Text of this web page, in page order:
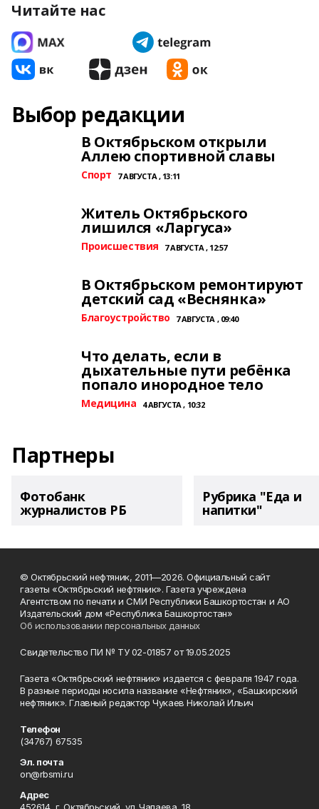
Читайте нас
Выбор редакции
В Октябрьском открыли
Аллею спортивной славы
Спорт 7 АВГУСТА , 13:11
Житель Октябрьского
лишился «Ларгуса»
Происшествия 7 АВГУСТА , 12:57
В Октябрьском ремонтируют
детский сад «Веснянка»
Благоустройство 7 АВГУСТА , 09:40
Что делать, если в
дыхательные пути ребёнка
попало инородное тело
Медицина 4 АВГУСТА , 10:32
Партнеры
Фотобанк
журналистов РБ
Рубрика "Еда и
напитки"
© Октябрьский нефтяник, 2011—2026. Официальный сайт
газеты «Октябрьский нефтяник». Газета учреждена
Агентством по печати и СМИ Республики Башкортостан и АО
Издательский дом «Республика Башкортостан»
Об использовании персональных данных
Свидетельство ПИ № ТУ 02-01857 от 19.05.2025
Газета «Октябрьский нефтяник» издается с февраля 1947 года.
В разные периоды носила название «Нефтяник», «Башкирский
нефтяник». Главный редактор Чукаев Николай Ильич
Телефон
(34767) 67535
Эл. почта
on@rbsmi.ru
Адрес